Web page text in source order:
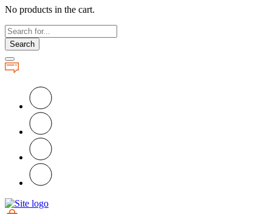
No products in the cart.
Search